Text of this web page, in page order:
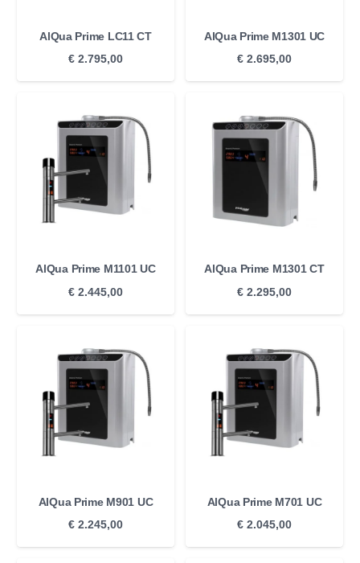
AlQua Prime LC11 CT
€ 2.795,00
AlQua Prime M1301 UC
€ 2.695,00
AlQua Prime M1101 UC
€ 2.445,00
AlQua Prime M1301 CT
€ 2.295,00
AlQua Prime M901 UC
€ 2.245,00
AlQua Prime M701 UC
€ 2.045,00